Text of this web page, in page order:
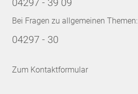
Bei Fragen zu allgemeinen Themen:
04297 - 30
Zum Kontaktformular